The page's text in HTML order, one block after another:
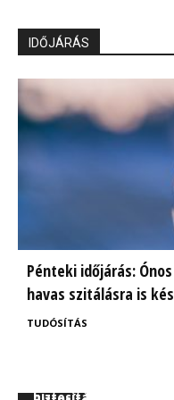
IDŐJÁRÁS
Pénteki időjárás:
havas szitálásra is
TUDÓSÍTÁS